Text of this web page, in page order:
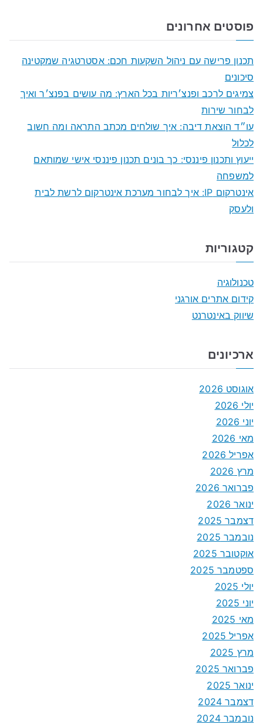
פוסטים אחרונים
תכנון פרישה עם ניהול השקעות חכם: אסטרטגיה שמקטינה
סיכונים
צמיגים לרכב ופנצ׳ריות בכל הארץ: מה עושים בפנצ׳ר ואיך
לבחור שירות
עו״ד הוצאת דיבה: איך שולחים מכתב התראה ומה חשוב
לכלול
ייעוץ ותכנון פיננסי: כך בונים תכנון פיננסי אישי שמותאם
למשפחה
אינטרקום IP: איך לבחור מערכת אינטרקום לרשת לבית
ולעסק
קטגוריות
טכנולוגיה
קידום אתרים אורגני
שיווק באינטרנט
ארכיונים
אוגוסט 2026
יולי 2026
יוני 2026
מאי 2026
אפריל 2026
מרץ 2026
פברואר 2026
ינואר 2026
דצמבר 2025
נובמבר 2025
אוקטובר 2025
ספטמבר 2025
יולי 2025
יוני 2025
מאי 2025
אפריל 2025
מרץ 2025
פברואר 2025
ינואר 2025
דצמבר 2024
נובמבר 2024